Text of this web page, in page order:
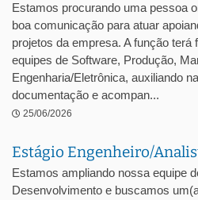
Estamos procurando uma pessoa
boa comunicação para atuar
projetos da empresa. A função terá
equipes de Software, Produção,
Engenharia/Eletrônica, auxiliando
documentação e acompan...
25/06/2026
Estágio Engenheiro/
Estamos ampliando nossa equipe
Desenvolvimento e buscamos